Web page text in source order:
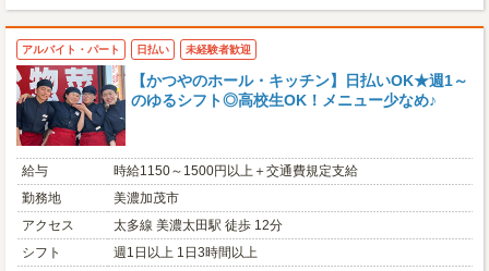
アルバイト・パート 日払い 未経験者歓迎
【かつやのホール・キッチン】日払いOK★週1～
のゆるシフト◎高校生OK！メニュー少なめ♪
給与
時給1150～1500円以上＋交通費規定支給
勤務地
美濃加茂市
アクセス
太多線 美濃太田駅 徒歩 12分
シフト
週1日以上 1日3時間以上